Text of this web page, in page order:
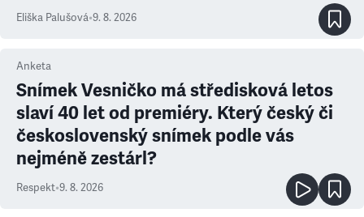
Eliška Palušová•9. 8. 2026
Anketa
Snímek Vesničko má středisková letos
slaví 40 let od premiéry. Který český či
československý snímek podle vás
nejméně zestárl?
Respekt•9. 8. 2026